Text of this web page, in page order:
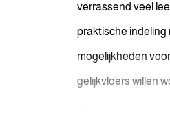
verrassend veel
praktische indeling
mogelijkheden
gelijkvloers willen